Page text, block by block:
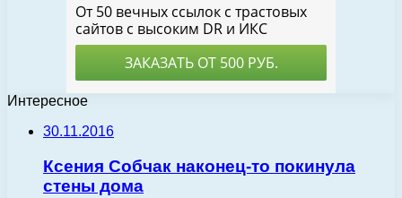
Интересное
30.11.2016
Ксения Собчак наконец-то покинула
стены дома